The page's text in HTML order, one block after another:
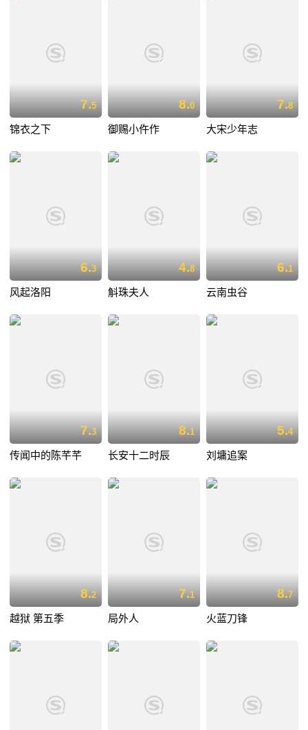
7.5
锦衣之下
8.0
御赐小仵作
7.8
大宋少年志
6.3
风起洛阳
4.8
斛珠夫人
6.1
云南虫谷
7.3
传闻中的陈芊芊
8.1
长安十二时辰
5.4
刘墉追案
8.2
越狱 第五季
7.1
局外人
8.7
火蓝刀锋